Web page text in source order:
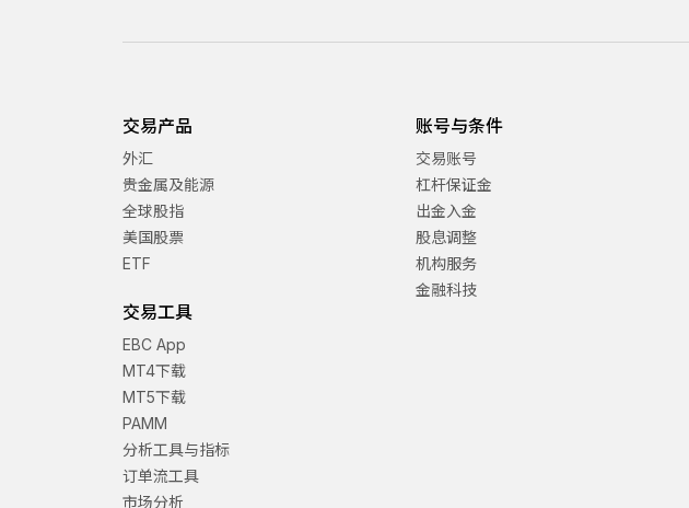
交易产品
外汇
贵金属及能源
全球股指
美国股票
ETF
交易工具
EBC App
MT4下载
MT5下载
PAMM
分析工具与指标
订单流工具
市场分析
账号与条件
交易账号
杠杆保证金
出金入金
股息调整
机构服务
金融科技